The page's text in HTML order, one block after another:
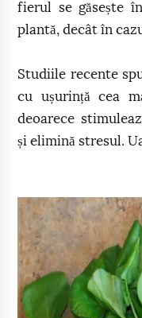
fierul se găsește
plantă, decât în
Studiile recente
cu ușurință cea
deoarece
și elimină stresul.